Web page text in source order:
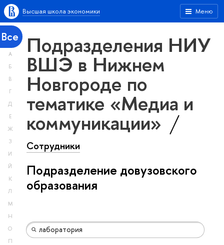
Меню
Высшая школа экономики
Все
А
Б
В
Г
Д
Е
Ж
З
И
Й
К
Л
М
Н
О
П
Подразделения НИУ
ВШЭ в Нижнем
Новгороде по
тематике «Медиа и
коммуникации»
Сотрудники
Подразделение довузовского
образования